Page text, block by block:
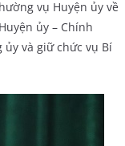
vụ Huyện ủy về
ủy – Chính
và giữ chức vụ Bí